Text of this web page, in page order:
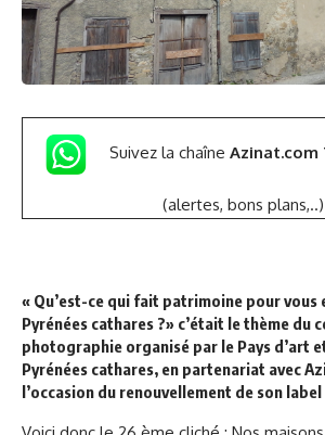
Suivez la chaîne Azinat.com
(alertes, bons plans,..)
« Qu’est-ce qui fait patrimoine pour vous
Pyrénées cathares ?» c’était le thème du
photographie organisé par le Pays d’art
Pyrénées cathares, en partenariat avec
l’occasion du renouvellement de son label